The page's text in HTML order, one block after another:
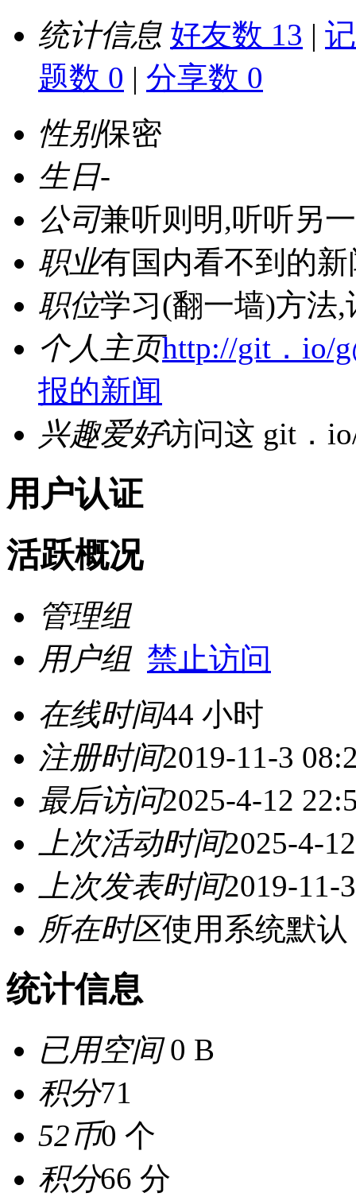
统计信息 好友数 13 |
题数 0 | 分享数 0
性别保密
生日-
公司兼听则明,听听另
职业有国内看不到的
职位学习(翻一墙)方法,
个人主页http://git．io/
报的新闻
兴趣爱好访问这 git．
用户认证
活跃概况
管理组
用户组 禁止访问
在线时间44 小时
注册时间2019-11-3
最后访问2025-4-12
上次活动时间2025-4-
上次发表时间2019-11-
所在时区使用系统默认
统计信息
已用空间0 B
积分71
52币0 个
积分66 分